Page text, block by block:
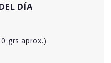
DÍA
grs aprox.)